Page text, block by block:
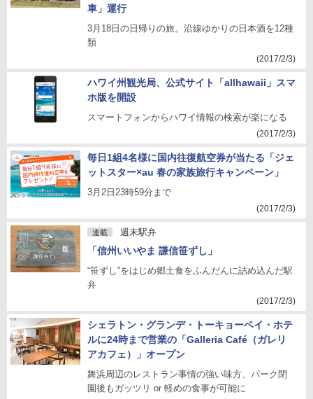
車」運行
3月18日の日帰りの旅。沿線ゆかりの日本酒を12種
類
(2017/2/3)
ハワイ州観光局、公式サイト「allhawaii」スマ
ホ版を開設
スマートフォンからハワイ情報の検索が楽になる
(2017/2/3)
毎日1組4名様に国内往復航空券が当たる「ジェ
ットスター×au 春の家族旅行キャンペーン」
3月2日23時59分まで
(2017/2/3)
連載 週末駅弁
「信州いいやま 謙信笹ずし」
“笹ずし”をはじめ郷土食をふんだんに詰め込んだ駅
弁
(2017/2/3)
シェラトン・グランデ・トーキョーベイ・ホテ
ルに24時まで営業の「Galleria Café（ガレリ
アカフェ）」オープン
舞浜周辺のレストラン事情の強い味方、パーク閉
園後もガッツリ or 軽めの食事が可能に